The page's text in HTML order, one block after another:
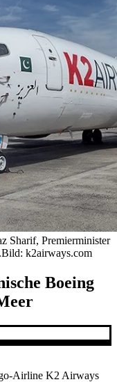
Sharif, Premierminister
Bild: k2airways.com
Boeing
Airline K2 Airways